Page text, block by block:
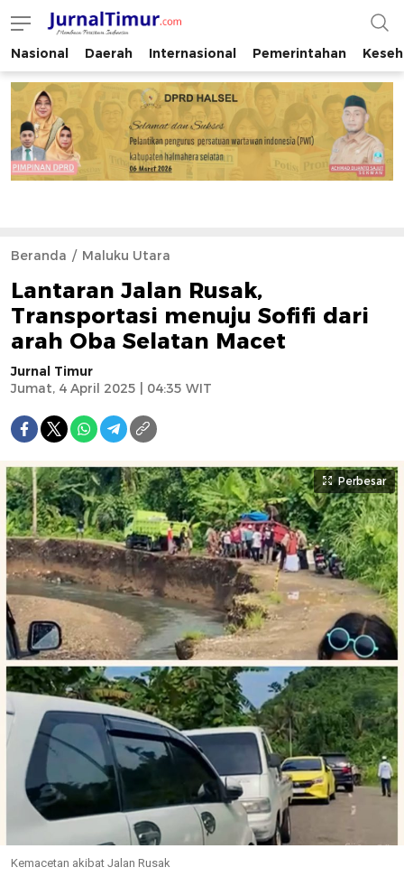
JurnalTimur.com
Membaca Peristiwa Indonesia
Nasional Daerah Internasional Pemerintahan
Beranda Maluku Utara
Lantaran Jalan Rusak,
Transportasi menuju Sofifi dari
arah Oba Selatan Macet
Jurnal Timur
Jumat, 4 April 2025 | 04:35 WIT
Perbesar
Kemacetan akibat Jalan Rusak